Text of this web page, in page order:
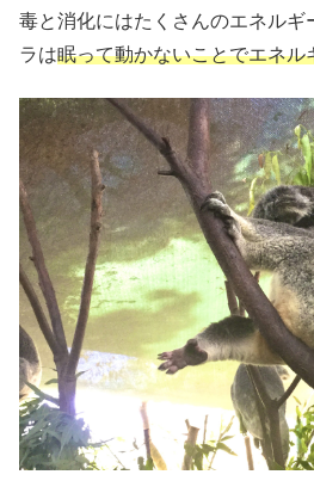
毒と消化にはたくさんのエネルギ
ラは眠って動かないことでエネル